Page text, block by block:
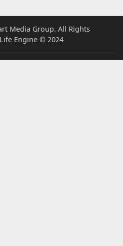
Media Group. All Rights
Engine © 2024